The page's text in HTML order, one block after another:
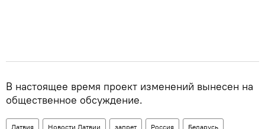
В настоящее время проект изменений вынесен на
общественное обсуждение.
Латвия Новости Латвии запрет Россия Беларусь